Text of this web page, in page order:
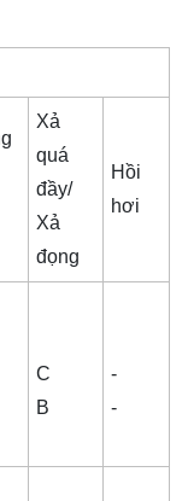
Xả
quá
đầy/
Xả
đọng
Hồi
hơi
C
B
-
-